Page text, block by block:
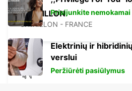
CAVAILLON
CAVAILLON - FRANCE
Prisijunkite nemokamai
Elektrinių ir
verslui
Peržiūrėti pasiūlymus